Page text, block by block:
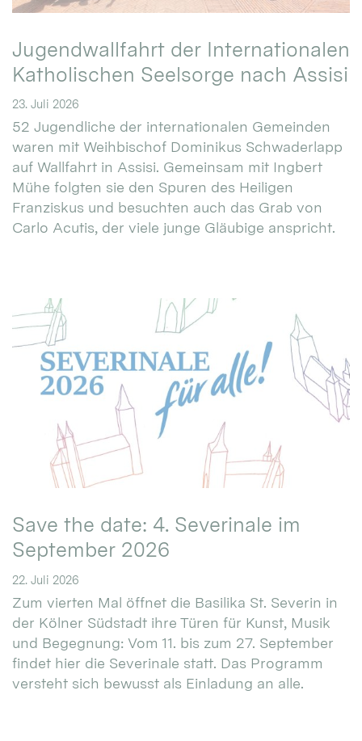
Jugendwallfahrt der Internationalen
Katholischen Seelsorge nach Assisi
23. Juli 2026
52 Jugendliche der internationalen Gemeinden
waren mit Weihbischof Dominikus Schwaderlapp
auf Wallfahrt in Assisi. Gemeinsam mit Ingbert
Mühe folgten sie den Spuren des Heiligen
Franziskus und besuchten auch das Grab von
Carlo Acutis, der viele junge Gläubige anspricht.
Save the date: 4. Severinale im
September 2026
22. Juli 2026
Zum vierten Mal öffnet die Basilika St. Severin in
der Kölner Südstadt ihre Türen für Kunst, Musik
und Begegnung: Vom 11. bis zum 27. September
findet hier die Severinale statt. Das Programm
versteht sich bewusst als Einladung an alle.